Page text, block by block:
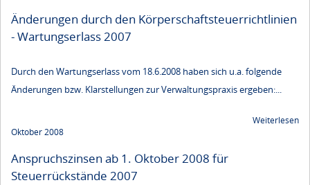
Änderungen durch den Körperschaftsteuerrichtlinien
- Wartungserlass 2007
Durch den Wartungserlass vom 18.6.2008 haben sich u.a. folgende
Änderungen bzw. Klarstellungen zur Verwaltungspraxis ergeben:...
Weiterlesen
Oktober 2008
Anspruchszinsen ab 1. Oktober 2008 für
Steuerrückstände 2007